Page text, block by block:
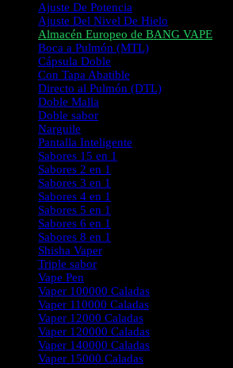
Ajuste De Potencia
Ajuste Del Nivel De Hielo
Almacén Europeo de BANG VAPE
Boca a Pulmón (MTL)
Cápsula Doble
Con Tapa Abatible
Directo al Pulmón (DTL)
Doble Malla
Doble sabor
Narguile
Pantalla Inteligente
Sabores 15 en 1
Sabores 2 en 1
Sabores 3 en 1
Sabores 4 en 1
Sabores 5 en 1
Sabores 6 en 1
Sabores 8 en 1
Shisha Vaper
Triple sabor
Vape Pen
Vaper 100000 Caladas
Vaper 110000 Caladas
Vaper 12000 Caladas
Vaper 120000 Caladas
Vaper 140000 Caladas
Vaper 15000 Caladas